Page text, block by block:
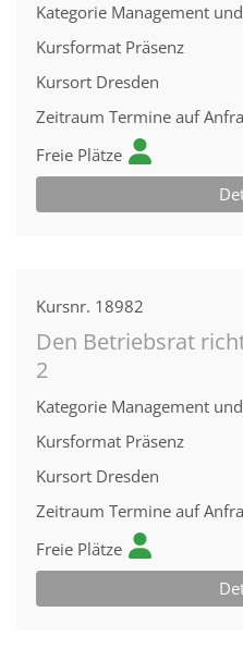
Kategorie Management
Kursformat Präsenz
Kursort Dresden
Zeitraum Termine auf
Freie Plätze
Kursnr. 18982
Den Betriebsrat
2
Kategorie Management
Kursformat Präsenz
Kursort Dresden
Zeitraum Termine auf
Freie Plätze